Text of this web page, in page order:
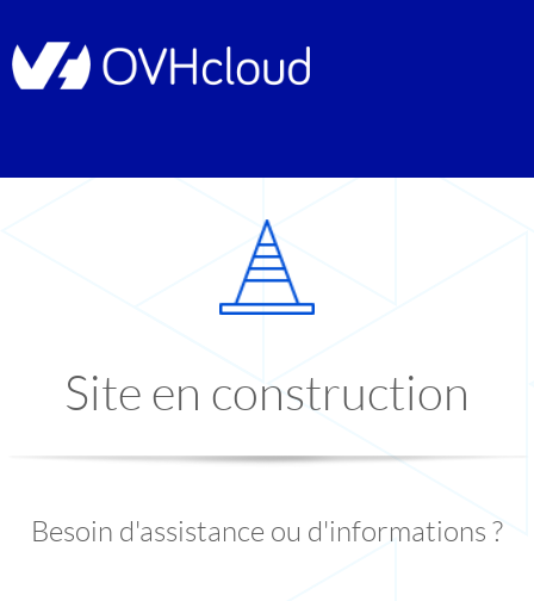
Site en construction
Besoin d'assistance ou d'informations ?